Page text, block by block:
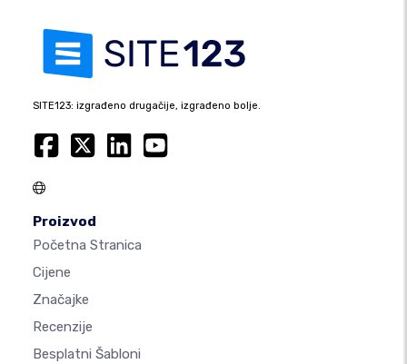
SITE123: izgrađeno drugačije, izgrađeno bolje.
Proizvod
Početna Stranica
Cijene
Značajke
Recenzije
Besplatni Šabloni